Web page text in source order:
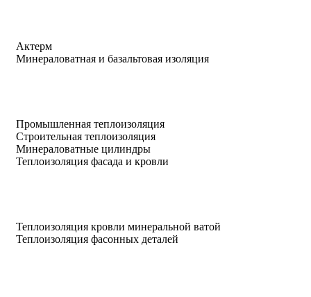
Актерм
Минераловатная и базальтовая изоляция
Промышленная теплоизоляция
Строительная теплоизоляция
Минераловатные цилиндры
Теплоизоляция фасада и кровли
Теплоизоляция кровли минеральной ватой
Теплоизоляция фасонных деталей